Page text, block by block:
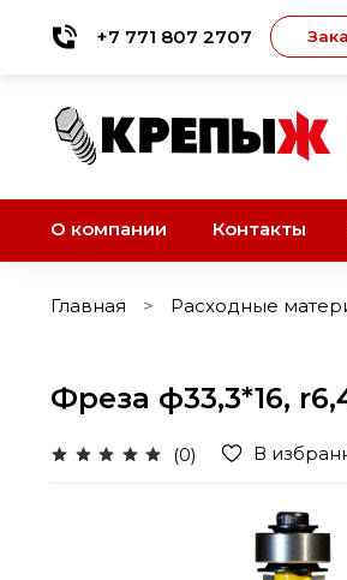
+7 771 807 2707
О компании Контакты
Главная Расходные
Фреза ф33,3*16,
(0) В